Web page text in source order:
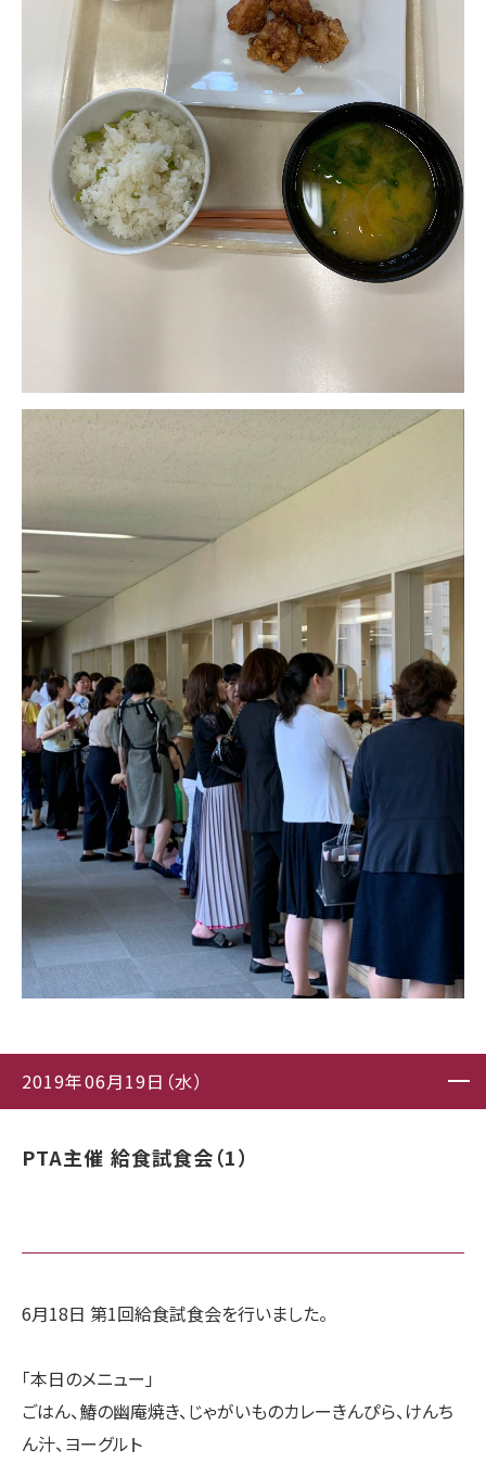
2019年06月19日（水）
PTA主催 給食試食会（1）
6月18日 第1回給食試食会を行いました。
「本日のメニュー」
ごはん、鰆の幽庵焼き、じゃがいものカレーきんぴら、けんち
ん汁、ヨーグルト